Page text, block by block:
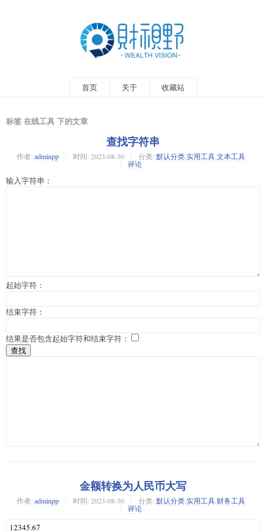
首页 关于 收藏站
标签 在线工具 下的文章
查找字符串
作者: adminpp 时间: 2023-08-30 分类: 默认分类,实用工具,文本工具
评论
输入字符串：
起始字符：
结束字符：
结果是否包含起始字符和结束字符：
金额转换为人民币大写
作者: adminpp 时间: 2023-08-30 分类: 默认分类,实用工具,财务工具
评论